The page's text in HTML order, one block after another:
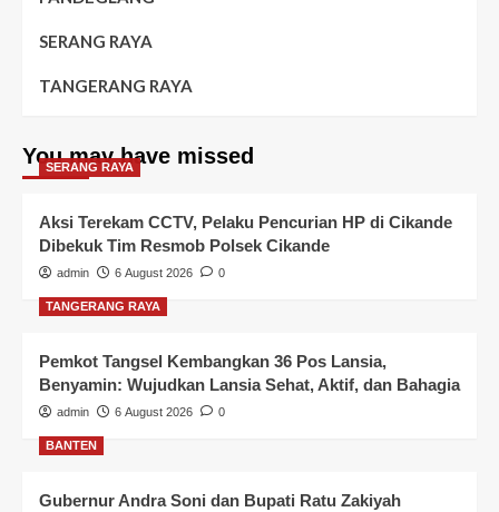
SERANG RAYA
TANGERANG RAYA
You may have missed
SERANG RAYA
Aksi Terekam CCTV, Pelaku Pencurian HP di Cikande
Dibekuk Tim Resmob Polsek Cikande
admin 6 August 2026 0
TANGERANG RAYA
Pemkot Tangsel Kembangkan 36 Pos Lansia,
Benyamin: Wujudkan Lansia Sehat, Aktif, dan Bahagia
admin 6 August 2026 0
BANTEN
Gubernur Andra Soni dan Bupati Ratu Zakiyah